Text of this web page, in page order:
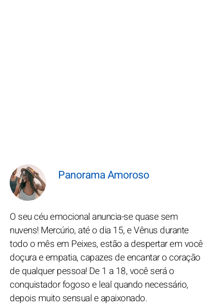
Panorama Amoroso
O seu céu emocional anuncia-se quase sem
nuvens! Mercúrio, até o dia 15, e Vênus durante
todo o mês em Peixes, estão a despertar em você
doçura e empatia, capazes de encantar o coração
de qualquer pessoa! De 1 a 18, você será o
conquistador fogoso e leal quando necessário,
depois muito sensual e apaixonado.